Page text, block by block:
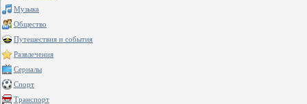
Музыка
Общество
Путешествия и события
Развлечения
Сериалы
Спорт
Транспорт